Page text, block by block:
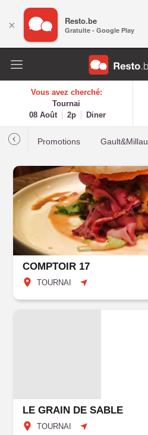
Vous avez cherché:
Tournai
08 Août
2p Diner
Promotions Gault&Millau
COMPTOIR 17
TOURNAI
LE GRAIN DE SABLE
TOURNAI
× Resto.be
Gratuite - Google Play